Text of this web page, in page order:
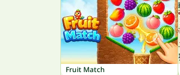
Fruit Match